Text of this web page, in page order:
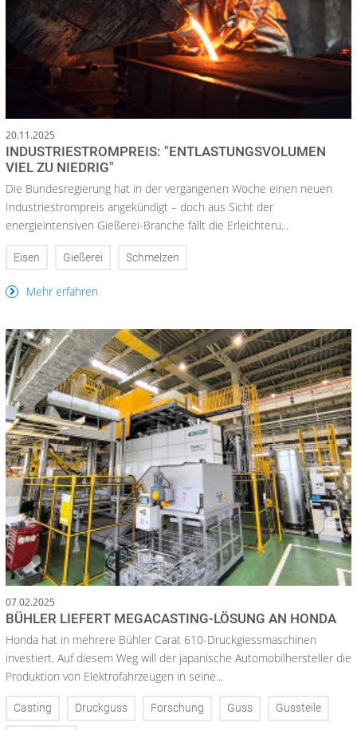
20.11.2025
INDUSTRIESTROMPREIS: "ENTLASTUNGSVOLUMEN
VIEL ZU NIEDRIG"
Die Bundesregierung hat in der vergangenen Woche einen neuen
Industriestrompreis angekündigt – doch aus Sicht der
energieintensiven Gießerei-Branche fällt die Erleichteru...
Eisen Gießerei Schmelzen
Mehr erfahren
07.02.2025
BÜHLER LIEFERT MEGACASTING-LÖSUNG AN HONDA
Honda hat in mehrere Bühler Carat 610-Druckgiessmaschinen
investiert. Auf diesem Weg will der japanische Automobilhersteller die
Produktion von Elektrofahrzeugen in seine...
Casting Druckguss Forschung Guss Gussteile